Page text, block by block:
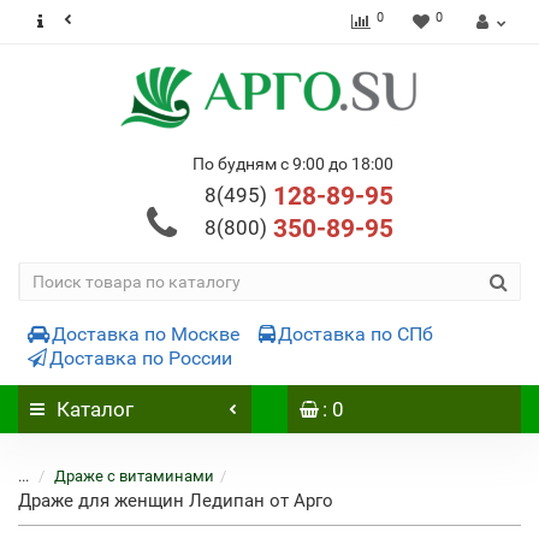
0 0
По будням с 9:00 до 18:00
8(495) 128-89-95
8(800) 350-89-95
Доставка по Москве
Доставка по СПб
Доставка по России
Каталог : 0
... Драже с витаминами
Драже для женщин Ледипан от Арго